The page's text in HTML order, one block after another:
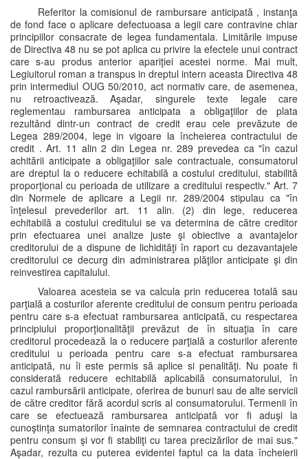
Referitor la comisionul de rambursare anticipată , instanţa
de fond face o aplicare defectuoasa a legii care contravine chiar
principiilor consacrate de legea fundamentala. Limitările impuse
de Directiva 48 nu se pot aplica cu privire la efectele unui contract
care s-au produs anterior apariţiei acestei norme. Mai mult,
Legiuitorul roman a transpus in dreptul intern aceasta Directiva 48
prin intermediul OUG 50/2010, act normativ care, de asemenea,
nu retroactivează. Aşadar, singurele texte legale care
reglementau rambursarea anticipata a obligaţiilor de plata
rezultând dintr-un contract de credit erau cele prevăzute de
Legea 289/2004, lege in vigoare la încheierea contractului de
credit . Art. 11 alin 2 din Legea nr. 289 prevedea ca "în cazul
achitării anticipate a obligaţiilor sale contractuale, consumatorul
are dreptul la o reducere echitabilă a costului creditului, stabilită
proporţional cu perioada de utilizare a creditului respectiv." Art. 7
din Normele de aplicare a Legii nr. 289/2004 stipulau ca "în
înţelesul prevederilor art. 11 alin. (2) din lege, reducerea
echitabilă a costului creditului se va determina de către creditor
prin efectuarea unei analize juste şi obiective a avantajelor
creditorului de a dispune de lichidităţi în raport cu dezavantajele
creditorului ce decurg din administrarea plăţilor anticipate şi din
reinvestirea capitalului.
Valoarea acesteia se va calcula prin reducerea totală sau
parţială a costurilor aferente creditului de consum pentru perioada
pentru care s-a efectuat rambursarea anticipată, cu respectarea
principiului proporţionalităţii prevăzut de în situaţia în care
creditorul procedează la o reducere parţială a costurilor aferente
creditului u perioada pentru care s-a efectuat rambursarea
anticipată, nu îi este permis să aplice si penalităţi. Nu poate fi
considerată reducere echitabilă aplicabilă consumatorului, în
cazul rambursării anticipate, oferirea de bunuri sau de alte servicii
de către creditor fără acordul scris al consumatorului. Termenii în
care se efectuează rambursarea anticipată vor fi aduşi la
cunoştinţa sumatorilor înainte de semnarea contractului de credit
pentru consum şi vor fi stabiliţi cu tarea precizărilor de mai sus."
Aşadar, rezulta cu puterea evidentei faptul ca la data încheierii